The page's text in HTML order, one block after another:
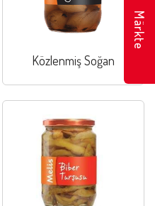
Közlenmiş Soğan
Märkte